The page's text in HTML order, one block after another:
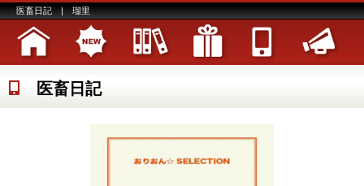
医畜日記 | 瑠里
医畜日記